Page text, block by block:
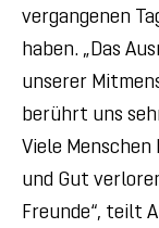
vergangenen
haben. „Das
unserer
berührt uns
Viele
und Gut
Freunde“, teilt